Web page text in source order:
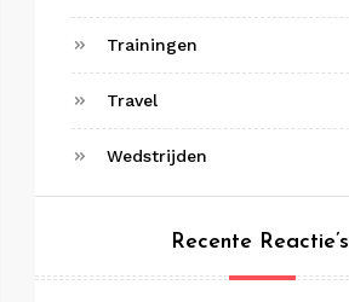
Trainingen
Travel
Wedstrijden
Recente Reactie’s